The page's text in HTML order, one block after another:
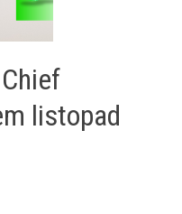
listopad